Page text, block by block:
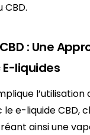
: Une
liquides
l’utilisation
e-liquide CBD,
ainsi une